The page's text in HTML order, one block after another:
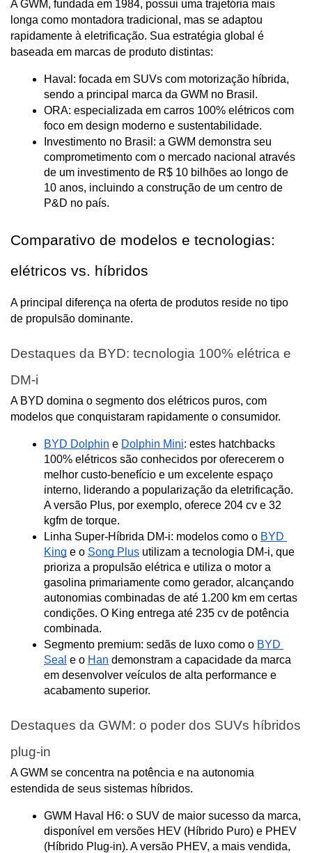
A GWM, fundada em 1984, possui uma trajetória mais
longa como montadora tradicional, mas se adaptou
rapidamente à eletrificação. Sua estratégia global é
baseada em marcas de produto distintas:
Haval: focada em SUVs com motorização híbrida,
sendo a principal marca da GWM no Brasil.
ORA: especializada em carros 100% elétricos com
foco em design moderno e sustentabilidade.
Investimento no Brasil: a GWM demonstra seu
comprometimento com o mercado nacional através
de um investimento de R$ 10 bilhões ao longo de
10 anos, incluindo a construção de um centro de
P&D no país.
Comparativo de modelos e tecnologias:
elétricos vs. híbridos
A principal diferença na oferta de produtos reside no tipo
de propulsão dominante.
Destaques da BYD: tecnologia 100% elétrica e
DM-i
A BYD domina o segmento dos elétricos puros, com
modelos que conquistaram rapidamente o consumidor.
BYD Dolphin e Dolphin Mini: estes hatchbacks
100% elétricos são conhecidos por oferecerem o
melhor custo-benefício e um excelente espaço
interno, liderando a popularização da eletrificação.
A versão Plus, por exemplo, oferece 204 cv e 32
kgfm de torque.
Linha Super-Híbrida DM-i: modelos como o BYD
King e o Song Plus utilizam a tecnologia DM-i, que
prioriza a propulsão elétrica e utiliza o motor a
gasolina primariamente como gerador, alcançando
autonomias combinadas de até 1.200 km em certas
condições. O King entrega até 235 cv de potência
combinada.
Segmento premium: sedãs de luxo como o BYD
Seal e o Han demonstram a capacidade da marca
em desenvolver veículos de alta performance e
acabamento superior.
Destaques da GWM: o poder dos SUVs híbridos
plug-in
A GWM se concentra na potência e na autonomia
estendida de seus sistemas híbridos.
GWM Haval H6: o SUV de maior sucesso da marca,
disponível em versões HEV (Híbrido Puro) e PHEV
(Híbrido Plug-in). A versão PHEV, a mais vendida,